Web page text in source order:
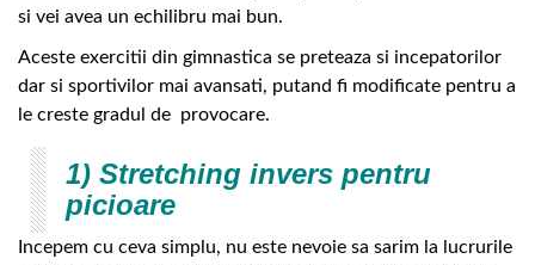
si vei avea un echilibru mai bun.
Aceste exercitii din gimnastica se preteaza si incepatorilor
dar si sportivilor mai avansati, putand fi modificate pentru a
le creste gradul de provocare.
1) Stretching invers pentru
picioare
Incepem cu ceva simplu, nu este nevoie sa sarim la lucrurile